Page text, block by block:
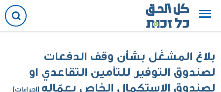
بلاغ المشغّل بشأن وقف الدفعات
لصندوق التوفير للتأمين التقاعدي او
لصندوق الاستكمال الخاص بعمّاله (إجراءات)